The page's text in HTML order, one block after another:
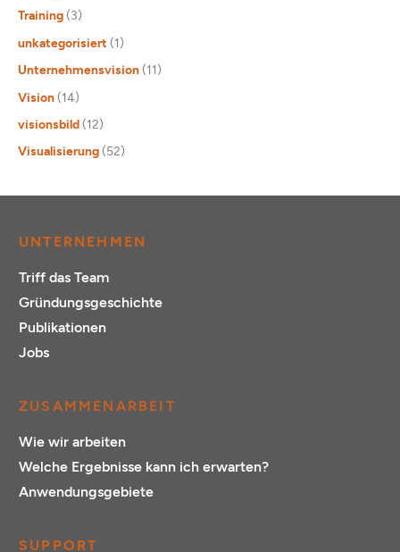
Training (3)
unkategorisiert (1)
Unternehmensvision (11)
Vision (14)
visionsbild (12)
Visualisierung (52)
UNTERNEHMEN
Triff das Team
Gründungsgeschichte
Publikationen
Jobs
ZUSAMMENARBEIT
Wie wir arbeiten
Welche Ergebnisse kann ich erwarten?
Anwendungsgebiete
SUPPORT